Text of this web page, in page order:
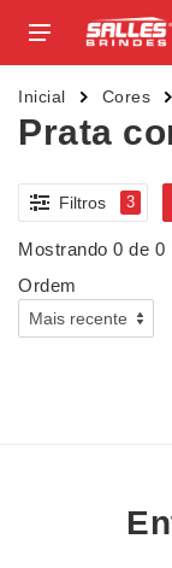
Inicial Cores
Prata
Filtros 3
Mostrando 0 de 0
Ordem